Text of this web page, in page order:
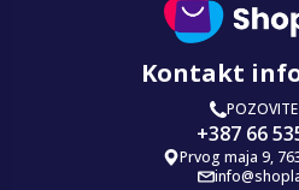
Kontakt
+387 66
Prvog maja 9,